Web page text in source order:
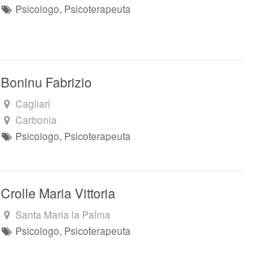
Psicologo, Psicoterapeuta
Boninu Fabrizio
Cagliari
Carbonia
Psicologo, Psicoterapeuta
Crolle Maria Vittoria
Santa Maria la Palma
Psicologo, Psicoterapeuta